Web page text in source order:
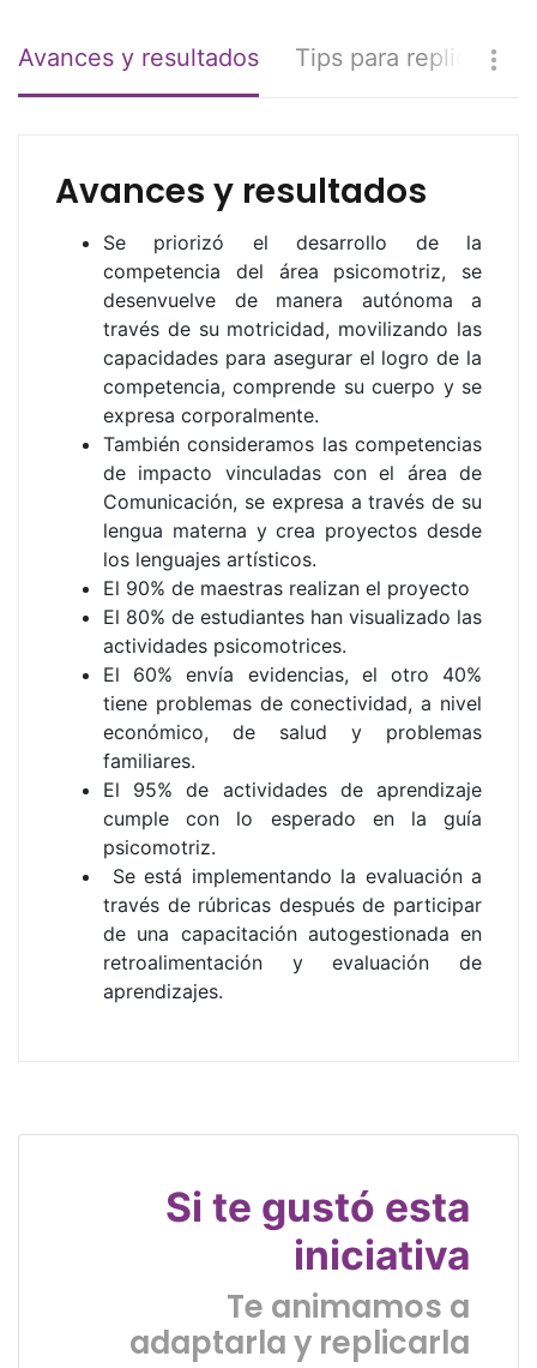
Avances y resultados Tips para replicar
Avances y resultados
Se priorizó el desarrollo de la
competencia del área psicomotriz, se
desenvuelve de manera autónoma a
través de su motricidad, movilizando las
capacidades para asegurar el logro de la
competencia, comprende su cuerpo y se
expresa corporalmente.
También consideramos las competencias
de impacto vinculadas con el área de
Comunicación, se expresa a través de su
lengua materna y crea proyectos desde
los lenguajes artísticos.
El 90% de maestras realizan el proyecto
El 80% de estudiantes han visualizado las
actividades psicomotrices.
El 60% envía evidencias, el otro 40%
tiene problemas de conectividad, a nivel
económico, de salud y problemas
familiares.
El 95% de actividades de aprendizaje
cumple con lo esperado en la guía
psicomotriz.
Se está implementando la evaluación a
través de rúbricas después de participar
de una capacitación autogestionada en
retroalimentación y evaluación de
aprendizajes.
Si te gustó esta
iniciativa
Te animamos a
adaptarla y replicarla